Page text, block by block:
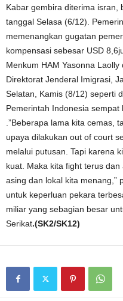
Kabar gembira diterima isran,
tanggal Selasa (6/12).
memenangkan gugatan
kompensasi sebesar USD
Menkum HAM Yasonna
Direktorat Jenderal Imigrasi,
Selatan, Kamis (8/12) seperti
Pemerintah Indonesia
.”Beberapa lama kita cemas,
upaya dilakukan out of court
melalui putusan. Tapi karena
kuat. Maka kita fight terus
asing dan lokal kita menang,”
untuk keperluan pekara
miliar yang sebagian besar
Serikat.(SK2/SK12)